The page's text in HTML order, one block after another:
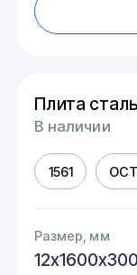
Плита
В наличии
1561
Размер, мм